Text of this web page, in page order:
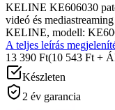
KELINE KE606030
videó és
KELINE, modell:
A teljes leírás
13 390 Ft(10 543 Ft +
Készleten
2 év garancia